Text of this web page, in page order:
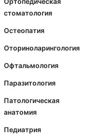
стоматология
Остеопатия
Оториноларингология
Офтальмология
Паразитология
Патологическая
анатомия
Педиатрия